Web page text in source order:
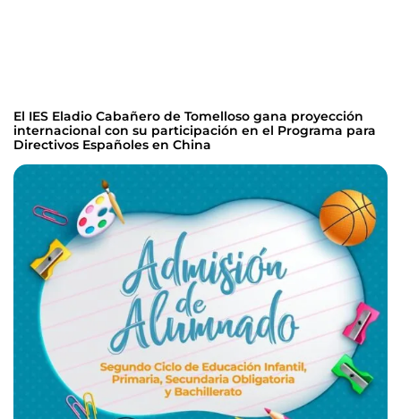
El IES Eladio Cabañero de Tomelloso gana proyección
internacional con su participación en el Programa para
Directivos Españoles en China